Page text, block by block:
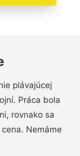
plávajúcej
Práca bola
rovnako sa
Nemáme